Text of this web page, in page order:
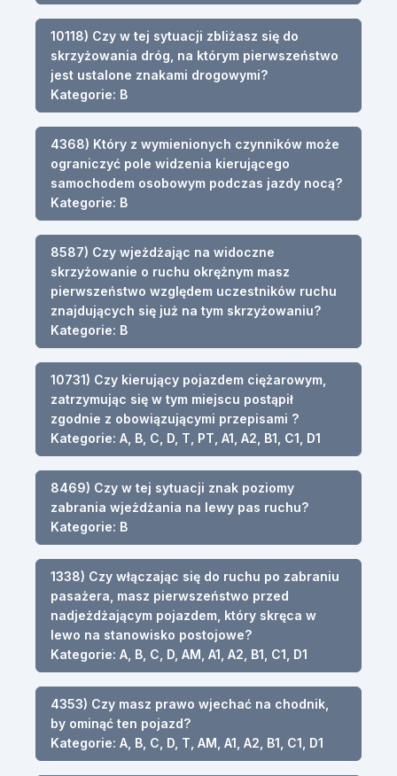
10118) Czy w tej sytuacji zbliżasz się do
skrzyżowania dróg, na którym pierwszeństwo
jest ustalone znakami drogowymi?
Kategorie: B
4368) Który z wymienionych czynników może
ograniczyć pole widzenia kierującego
samochodem osobowym podczas jazdy nocą?
Kategorie: B
8587) Czy wjeżdżając na widoczne
skrzyżowanie o ruchu okrężnym masz
pierwszeństwo względem uczestników ruchu
znajdujących się już na tym skrzyżowaniu?
Kategorie: B
10731) Czy kierujący pojazdem ciężarowym,
zatrzymując się w tym miejscu postąpił
zgodnie z obowiązującymi przepisami ?
Kategorie: A, B, C, D, T, PT, A1, A2, B1, C1, D1
8469) Czy w tej sytuacji znak poziomy
zabrania wjeżdżania na lewy pas ruchu?
Kategorie: B
1338) Czy włączając się do ruchu po zabraniu
pasażera, masz pierwszeństwo przed
nadjeżdżającym pojazdem, który skręca w
lewo na stanowisko postojowe?
Kategorie: A, B, C, D, AM, A1, A2, B1, C1, D1
4353) Czy masz prawo wjechać na chodnik,
by ominąć ten pojazd?
Kategorie: A, B, C, D, T, AM, A1, A2, B1, C1, D1